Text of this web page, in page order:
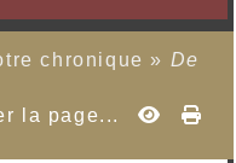
chronique » De
la page...